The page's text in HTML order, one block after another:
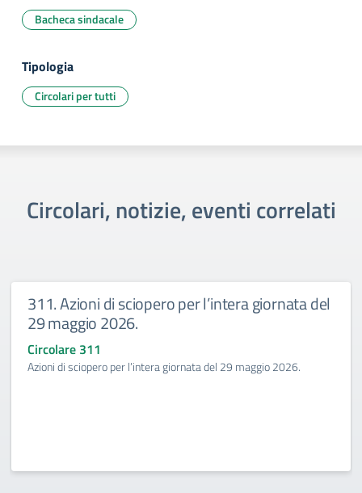
Bacheca sindacale
Tipologia
Circolari per tutti
Circolari, notizie, eventi correlati
311. Azioni di sciopero per l’intera giornata del
29 maggio 2026.
Circolare 311
Azioni di sciopero per l’intera giornata del 29 maggio 2026.